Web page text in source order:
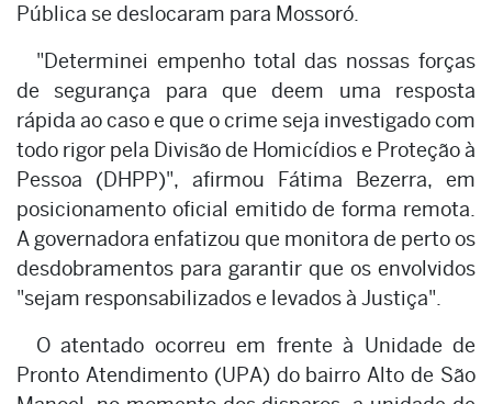
Pública se deslocaram para Mossoró.
"Determinei empenho total das nossas forças
de segurança para que deem uma resposta
rápida ao caso e que o crime seja investigado com
todo rigor pela Divisão de Homicídios e Proteção à
Pessoa (DHPP)", afirmou Fátima Bezerra, em
posicionamento oficial emitido de forma remota.
A governadora enfatizou que monitora de perto os
desdobramentos para garantir que os envolvidos
"sejam responsabilizados e levados à Justiça".
O atentado ocorreu em frente à Unidade de
Pronto Atendimento (UPA) do bairro Alto de São